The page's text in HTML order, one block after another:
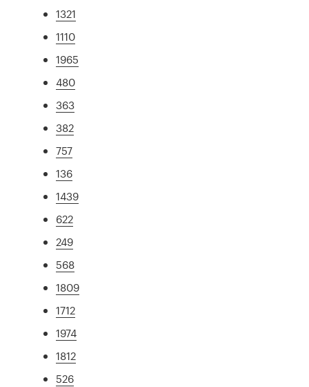
1321
1110
1965
480
363
382
757
136
1439
622
249
568
1809
1712
1974
1812
526